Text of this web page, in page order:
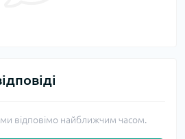
відповімо найближчим часом.